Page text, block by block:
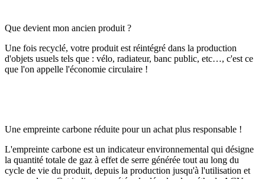
Que devient mon ancien produit ?
Une fois recyclé, votre produit est réintégré dans la production
d'objets usuels tels que : vélo, radiateur, banc public, etc…, c'est ce
que l'on appelle l'économie circulaire !
Une empreinte carbone réduite pour un achat plus responsable !
L'empreinte carbone est un indicateur environnemental qui désigne
la quantité totale de gaz à effet de serre générée tout au long du
cycle de vie du produit, depuis la production jusqu'à l'utilisation et